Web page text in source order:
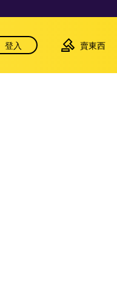
登入 賣東西